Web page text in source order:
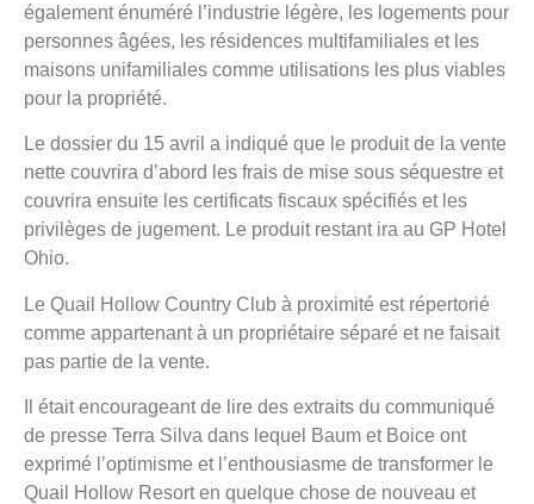
également énuméré l’industrie légère, les logements pour
personnes âgées, les résidences multifamiliales et les
maisons unifamiliales comme utilisations les plus viables
pour la propriété.
Le dossier du 15 avril a indiqué que le produit de la vente
nette couvrira d’abord les frais de mise sous séquestre et
couvrira ensuite les certificats fiscaux spécifiés et les
privilèges de jugement. Le produit restant ira au GP Hotel
Ohio.
Le Quail Hollow Country Club à proximité est répertorié
comme appartenant à un propriétaire séparé et ne faisait
pas partie de la vente.
Il était encourageant de lire des extraits du communiqué
de presse Terra Silva dans lequel Baum et Boice ont
exprimé l’optimisme et l’enthousiasme de transformer le
Quail Hollow Resort en quelque chose de nouveau et